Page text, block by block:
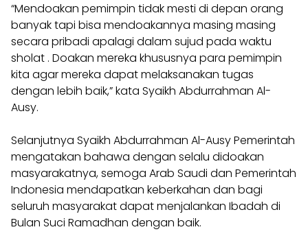
“Mendoakan pemimpin tidak mesti di depan orang
banyak tapi bisa mendoakannya masing masing
secara pribadi apalagi dalam sujud pada waktu
sholat . Doakan mereka khususnya para pemimpin
kita agar mereka dapat melaksanakan tugas
dengan lebih baik,” kata Syaikh Abdurrahman Al-
Ausy.
Selanjutnya Syaikh Abdurrahman Al-Ausy Pemerintah
mengatakan bahawa dengan selalu didoakan
masyarakatnya, semoga Arab Saudi dan Pemerintah
Indonesia mendapatkan keberkahan dan bagi
seluruh masyarakat dapat menjalankan Ibadah di
Bulan Suci Ramadhan dengan baik.